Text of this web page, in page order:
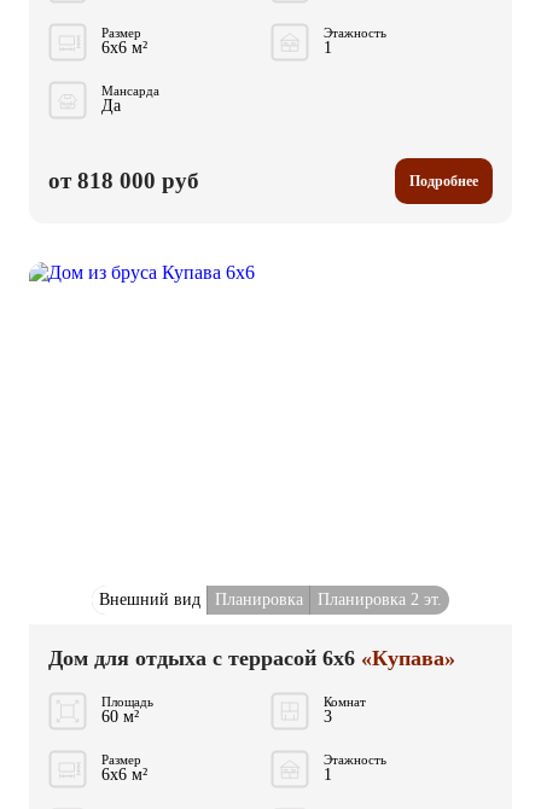
Размер
6x6 м²
Этажность
1
Мансарда
Да
от 818 000 руб Подробнее
Внешний вид Планировка Планировка 2 эт.
Дом для отдыха с террасой 6x6 «Купава»
Площадь
60 м²
Комнат
3
Размер
6x6 м²
Этажность
1